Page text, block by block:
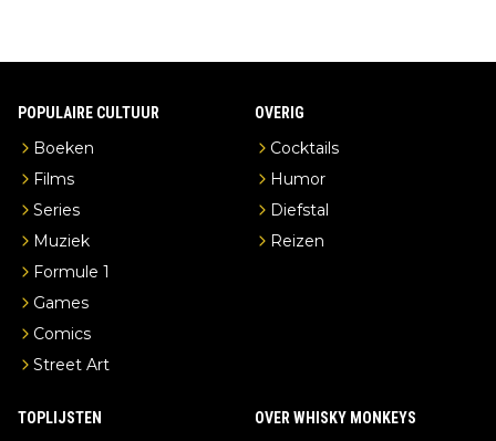
POPULAIRE CULTUUR
Boeken
Films
Series
Muziek
Formule 1
Games
Comics
Street Art
OVERIG
Cocktails
Humor
Diefstal
Reizen
TOPLIJSTEN OVER WHISKY MONKEYS